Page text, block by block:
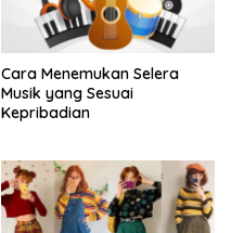
Cara Menemukan Selera
Musik yang Sesuai
Kepribadian